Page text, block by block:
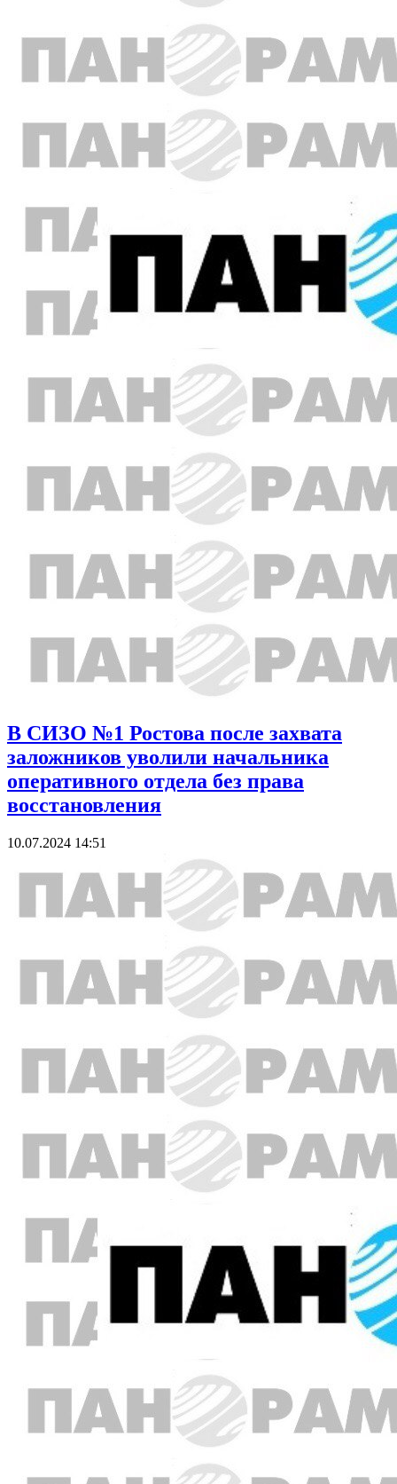
В СИЗО №1 Ростова после захвата
заложников уволили начальника
оперативного отдела без права
восстановления
10.07.2024 14:51